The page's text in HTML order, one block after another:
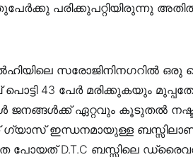
പരിക്കുപറ്റിയിരുന്നു
സരോജിനിനഗറിൽ ഒരു
43 പേര്‍ മരിക്കുകയും
ജനങ്ങള്‍ക്ക് ഏറ്റവും കൂടുതല്‍
ഗ്യാസ് ഇന്ധനമായുള്ള
പോയത് D.T.C ബസ്സിലെ